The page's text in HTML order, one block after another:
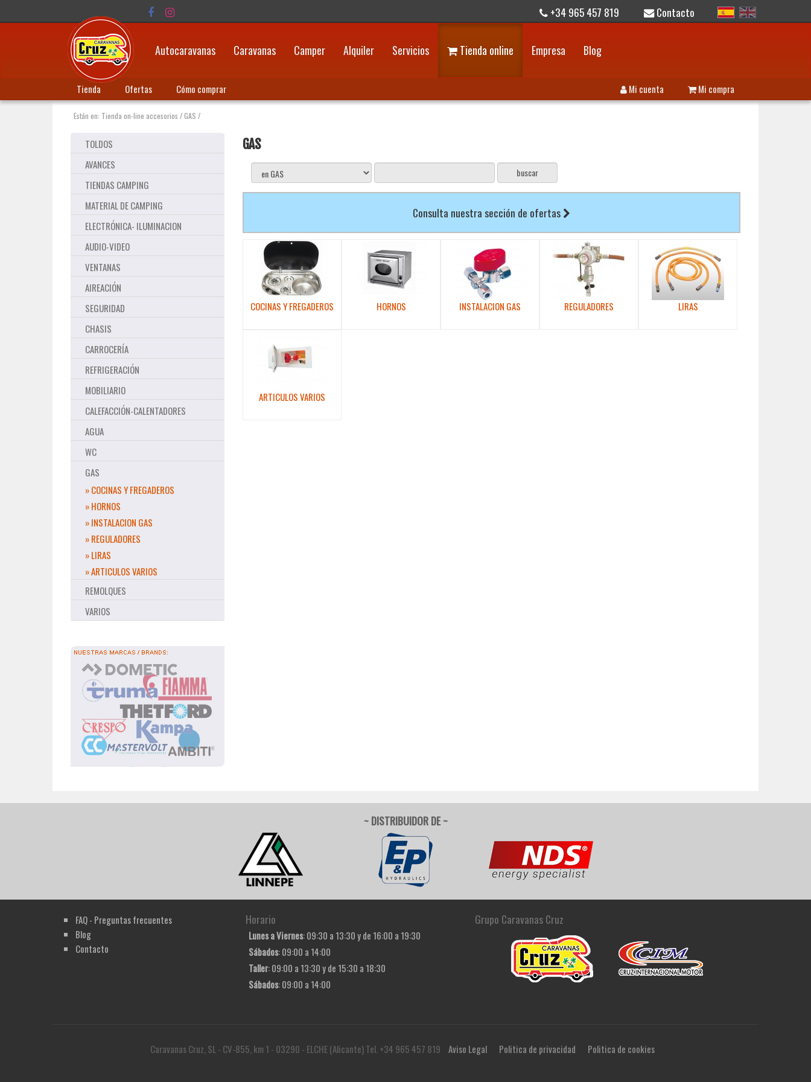
+34 965 457 819 Contacto
Autocaravanas Caravanas Camper Alquiler Servicios Tienda online Empresa Blog
Tienda Ofertas Cómo comprar Mi compra
Mi cuenta
Están en: Tienda on-line accesorios /GAS /
TOLDOS
AVANCES
TIENDAS CAMPING
MATERIAL DE CAMPING
ELECTRÓNICA- ILUMINACION
AUDIO-VIDEO
VENTANAS
AIREACIÓN
SEGURIDAD
CHASIS
CARROCERÍA
REFRIGERACIÓN
MOBILIARIO
CALEFACCIÓN-CALENTADORES
AGUA
WC
GAS
» COCINAS Y FREGADEROS
» HORNOS
» INSTALACION GAS
» REGULADORES
» LIRAS
» ARTICULOS VARIOS
REMOLQUES
VARIOS
GAS
Consulta nuestra sección de ofertas
COCINAS Y FREGADEROS HORNOS INSTALACION GAS REGULADORES LIRAS
ARTICULOS VARIOS
~ DISTRIBUIDOR DE ~
FAQ - Preguntas frecuentes
Blog
Contacto
Horario
Lunes a Viernes: 09:30 a 13:30 y de 16:00 a 19:30
Sábados: 09:00 a 14:00
Taller: 09:00 a 13:30 y de 15:30 a 18:30
Sábados: 09:00 a 14:00
Grupo Caravanas Cruz
Caravanas Cruz, SL - CV-855, km 1 - 03290 - ELCHE (Alicante) Tel. +34 965 457 819 Aviso Legal Politica de privacidad Politica de cookies